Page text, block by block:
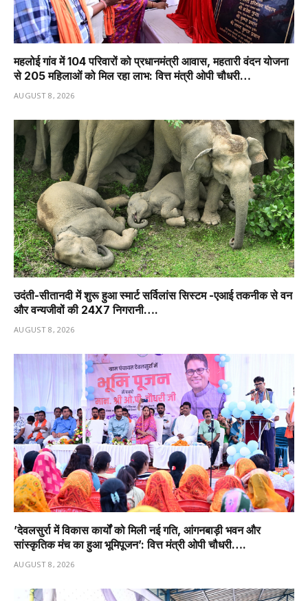
महलोई गांव में 104 परिवारों को प्रधानमंत्री आवास, महतारी वंदन योजना
से 205 महिलाओं को मिल रहा लाभ: वित्त मंत्री ओपी चौधरी…
AUGUST 8, 2026
उदंती-सीतानदी में शुरू हुआ स्मार्ट सर्विलांस सिस्टम -एआई तकनीक से वन
और वन्यजीवों की 24X7 निगरानी….
AUGUST 8, 2026
’देवलसुर्रा में विकास कार्यों को मिली नई गति, आंगनबाड़ी भवन और
सांस्कृतिक मंच का हुआ भूमिपूजन’: वित्त मंत्री ओपी चौधरी….
AUGUST 8, 2026